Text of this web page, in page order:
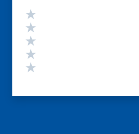
Valutazione